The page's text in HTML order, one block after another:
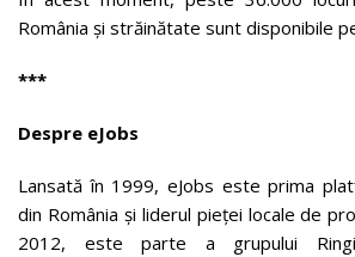
România și străinătate sunt disponibile
***
Despre eJobs
Lansată în 1999, eJobs este prima
din România și liderul pieței locale de
2012, este parte a grupului